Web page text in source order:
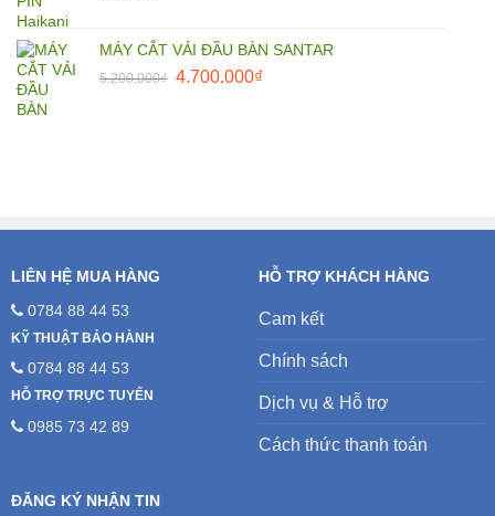
MÁY CẮT VẢI ĐẦU BÀN SANTAR
5.200.000₫ Giá
4.700.000₫Giá
LIÊN HỆ MUA HÀNG
0784 88 44 53
KỸ THUẬT BẢO HÀNH
0784 88 44 53
HỖ TRỢ TRỰC TUYẾN
0985 73 42 89
HỖ TRỢ KHÁCH HÀNG
Cam kết
Chính sách
Dịch vụ & Hỗ trợ
Cách thức thanh toán
ĐĂNG KÝ NHẬN TIN